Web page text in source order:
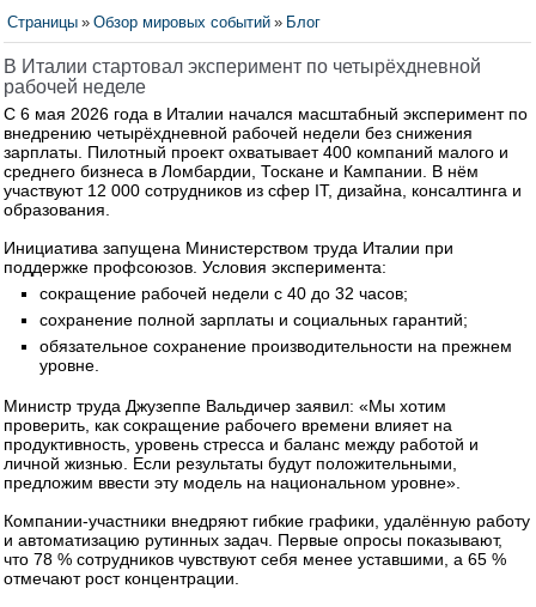
Страницы » Обзор мировых событий » Блог
В Италии стартовал эксперимент по четырёхдневной
рабочей неделе
С 6 мая 2026 года в Италии начался масштабный эксперимент по
внедрению четырёхдневной рабочей недели без снижения
зарплаты. Пилотный проект охватывает 400 компаний малого и
среднего бизнеса в Ломбардии, Тоскане и Кампании. В нём
участвуют 12 000 сотрудников из сфер IT, дизайна, консалтинга и
образования.
Инициатива запущена Министерством труда Италии при
поддержке профсоюзов. Условия эксперимента:
сокращение рабочей недели с 40 до 32 часов;
сохранение полной зарплаты и социальных гарантий;
обязательное сохранение производительности на прежнем
уровне.
Министр труда Джузеппе Вальдичер заявил: «Мы хотим
проверить, как сокращение рабочего времени влияет на
продуктивность, уровень стресса и баланс между работой и
личной жизнью. Если результаты будут положительными,
предложим ввести эту модель на национальном уровне».
Компании‑участники внедряют гибкие графики, удалённую работу
и автоматизацию рутинных задач. Первые опросы показывают,
что 78 % сотрудников чувствуют себя менее уставшими, а 65 %
отмечают рост концентрации.